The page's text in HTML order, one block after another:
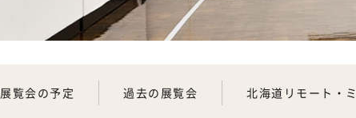
展覧会の予定 過去の展覧会 北海道リモート・